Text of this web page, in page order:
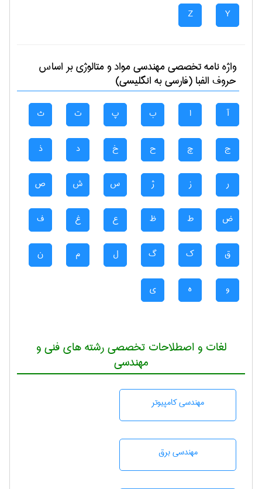
Y
Z
واژه نامه تخصصیمهندسی مواد و متالوژیبر اساس
حروف الفبا (فارسی به انگلیسی)
آ ا ب پ ت ث
ج چ ح خ د ذ
ر ز ژ س ش ص
ض ط ظ ع غ ف
ق ک گ ل م ن
و ه ی
لغات و اصطلاحات تخصصی رشته های فنی و
مهندسی
مهندسی كامپيوتر
مهندسی برق